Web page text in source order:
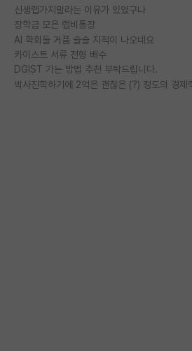
신생랩가지말라는 이유가 있었구나
장학금 모은 랩비통장
AI 학회들 거품 슬슬 지적이 나오네요
카이스트 서류 전형 배수
DGIST 가는 방법 추천 부탁드립니다.